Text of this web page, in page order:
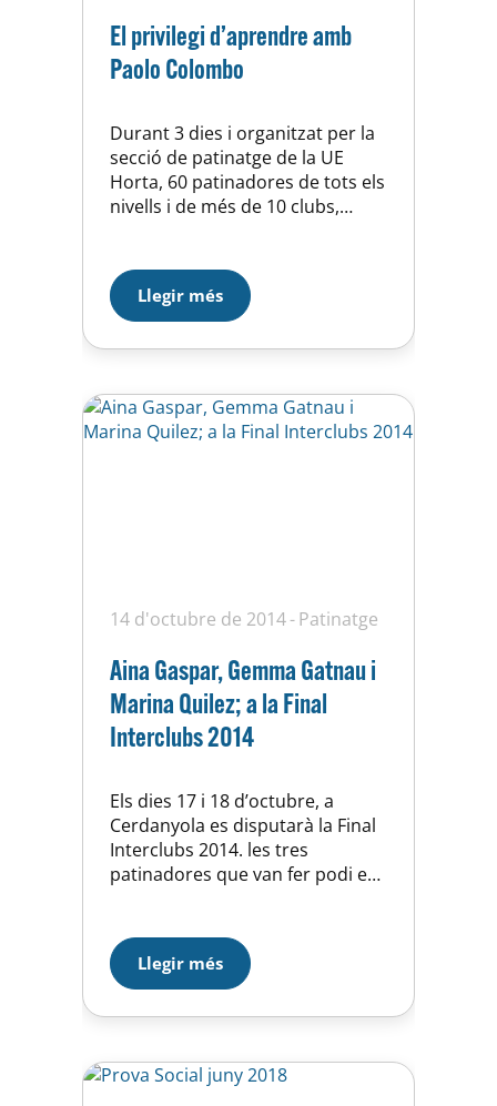
El privilegi d’aprendre amb
Paolo Colombo
Durant 3 dies i organitzat per la
secció de patinatge de la UE
Horta, 60 patinadores de tots els
nivells i de més de 10 clubs,
Paolo Colombo. Paolo està
considerat com un dels millors
tècnics internacionals.
Entrenador de l’equip italià
Llegir més
14 d'octubre de 2014 Patinatge
Aina Gaspar, Gemma Gatnau i
Marina Quilez; a la Final
Interclubs 2014
Els dies 17 i 18 d’octubre, a
Cerdanyola es disputarà la Final
Interclubs 2014. les tres
patinadores que van fer podi en
la secció. Aina Gaspar
participarà en categoria B
Majors, Gemma Gatnau en
categoria A i Marina Quilez en
al…
Llegir més